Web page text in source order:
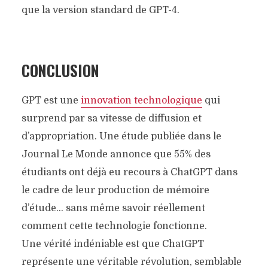
que la version standard de GPT-4.
CONCLUSION
GPT est une innovation technologique qui
surprend par sa vitesse de diffusion et
d’appropriation. Une étude publiée dans le
Journal Le Monde annonce que 55% des
étudiants ont déjà eu recours à ChatGPT dans
le cadre de leur production de mémoire
d’étude… sans même savoir réellement
comment cette technologie fonctionne.
Une vérité indéniable est que ChatGPT
représente une véritable révolution, semblable